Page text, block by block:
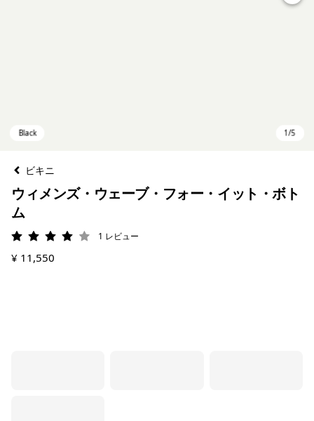
ビキニ
ウィメンズ・ウェーブ・フォー・イット・ボト
ム
評価: 4 / 5 1 レビュー
¥ 11,550